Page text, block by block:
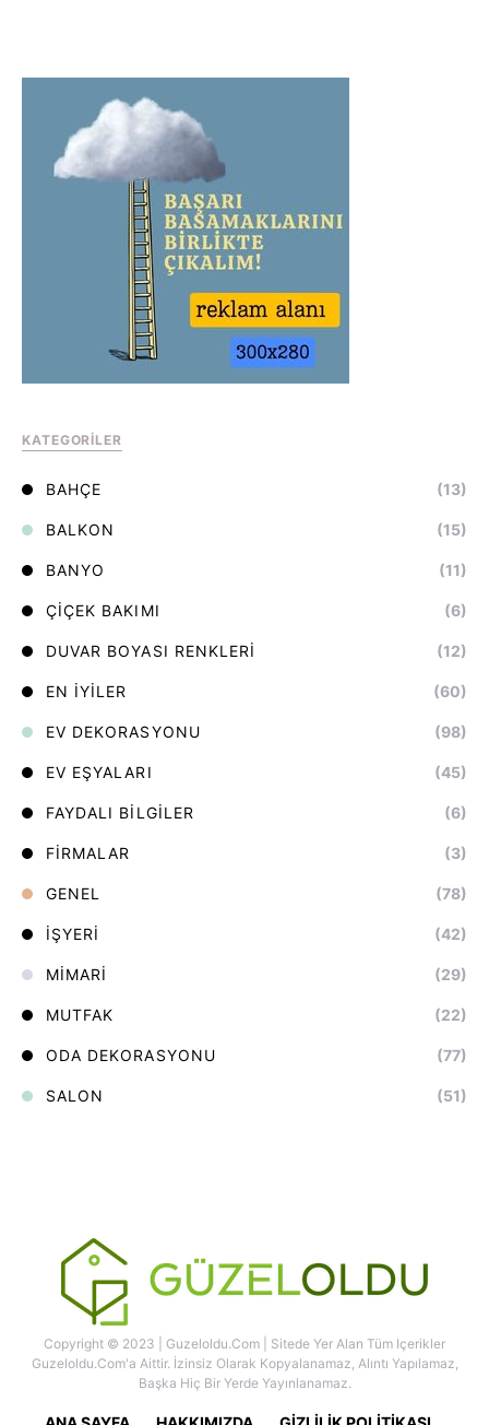
KATEGORILER
BAHÇE (13)
BALKON (15)
BANYO (11)
ÇIÇEK BAKIMI (6)
DUVAR BOYASI RENKLERI (12)
EN İYILER (60)
EV DEKORASYONU (98)
EV EŞYALARI (45)
FAYDALI BILGILER (6)
FIRMALAR (3)
GENEL (78)
İŞYERI (42)
MIMARI (29)
MUTFAK (22)
ODA DEKORASYONU (77)
SALON (51)
Copyright © 2023 | Guzeloldu.com | Sitede Yer Alan Tüm Içerikler
Guzeloldu.com'a Aittir. İzinsiz Olarak Kopyalanamaz, Alıntı Yapılamaz,
Başka Hiç Bir Yerde Yayınlanamaz.